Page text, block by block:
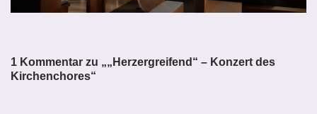
1 Kommentar zu „„Herzergreifend“ – Konzert des
Kirchenchores“